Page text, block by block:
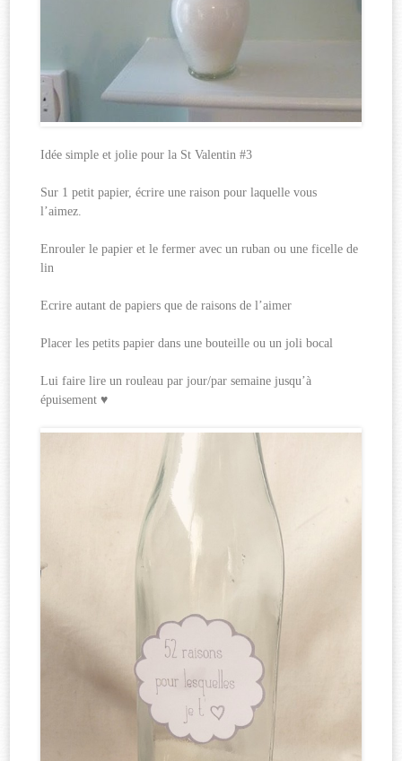
Idée simple et jolie pour la St Valentin #3
Sur 1 petit papier, écrire une raison pour laquelle vous
l’aimez.
Enrouler le papier et le fermer avec un ruban ou une ficelle de
lin
Ecrire autant de papiers que de raisons de l’aimer
Placer les petits papier dans une bouteille ou un joli bocal
Lui faire lire un rouleau par jour/par semaine jusqu’à
épuisement ♥